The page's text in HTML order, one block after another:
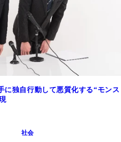
に独自行動して悪質化する“モンス
社会